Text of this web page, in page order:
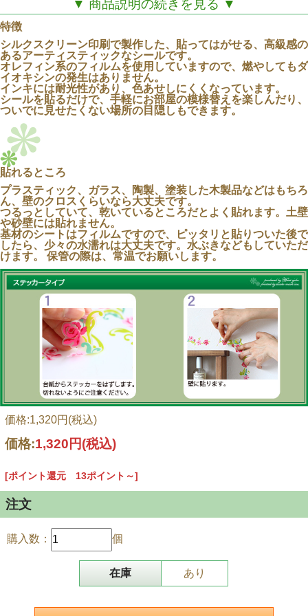
▼ 商品説明の続きを見る ▼
特徴
シルクスクリーン印刷で製作した、貼ってはがせる、高級感の
あるアーティスティックなシールです。
オレフィン系のフィルムを使用していますので、燃やしてもダ
イオキシンの発生はありません。
インキには耐光性があり、色あせしにくくなっています。
シールを貼るだけで、手軽にお部屋の模様替えを楽しんだり、
ついでに見せたくない場所の目隠しもできます。
貼れるところ
プラスティック、ガラス、陶製、塗装した木製品などはもちろ
ん、壁のクロスくらいなら大丈夫です。
つるっとしていて、乾いているところだとよく貼れます。土壁
や砂壁には貼れません。
基材のシートはフィルムですので、ピッタリと貼りついた後で
したら、少々の水濡れは大丈夫です。水ぶきなどもしていただ
けます。 保管の際は、常温でお願いします。
価格:1,320円(税込)
価格:1,320円(税込)
[ポイント還元 13ポイント～]
注文
購入数： 個
在庫 あり